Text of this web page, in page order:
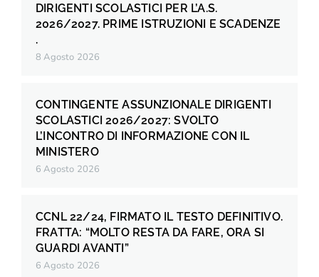
DIRIGENTI SCOLASTICI PER L’A.S.
2026/2027. PRIME ISTRUZIONI E SCADENZE
.
8 Agosto 2026
CONTINGENTE ASSUNZIONALE DIRIGENTI
SCOLASTICI 2026/2027: SVOLTO
L’INCONTRO DI INFORMAZIONE CON IL
MINISTERO
6 Agosto 2026
CCNL 22/24, FIRMATO IL TESTO DEFINITIVO.
FRATTA: “MOLTO RESTA DA FARE, ORA SI
GUARDI AVANTI”
6 Agosto 2026